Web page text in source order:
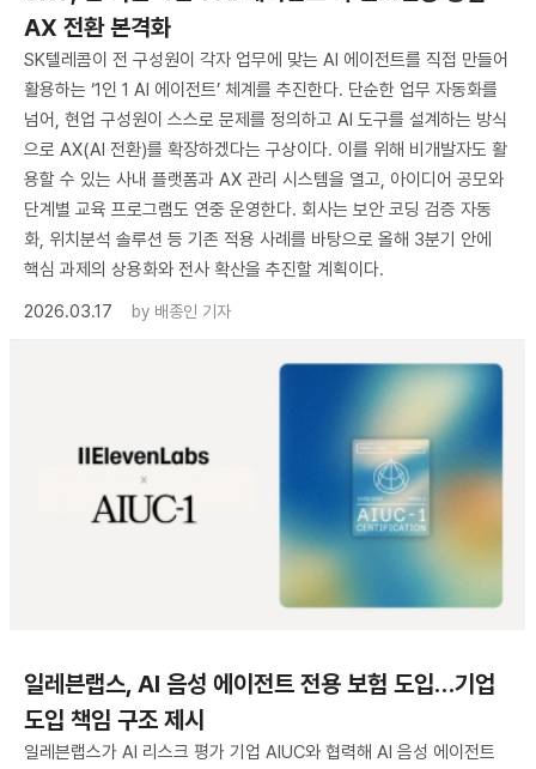
AX 전환 본격화
SK텔레콤이 전 구성원이 각자 업무에 맞는 AI 에이전트를 직접 만들어
활용하는 ‘1인 1 AI 에이전트’ 체계를 추진한다. 단순한 업무 자동화를
넘어, 현업 구성원이 스스로 문제를 정의하고 AI 도구를 설계하는 방식
으로 AX(AI 전환)를 확장하겠다는 구상이다. 이를 위해 비개발자도 활
용할 수 있는 사내 플랫폼과 AX 관리 시스템을 열고, 아이디어 공모와
단계별 교육 프로그램도 연중 운영한다. 회사는 보안 코딩 검증 자동
화, 위치분석 솔루션 등 기존 적용 사례를 바탕으로 올해 3분기 안에
핵심 과제의 상용화와 전사 확산을 추진할 계획이다.
2026.03.17
by 배종인 기자
일레븐랩스, AI 음성 에이전트 전용 보험 도입…기업
도입 책임 구조 제시
일레븐랩스가 AI 리스크 평가 기업 AIUC와 협력해 AI 음성 에이전트